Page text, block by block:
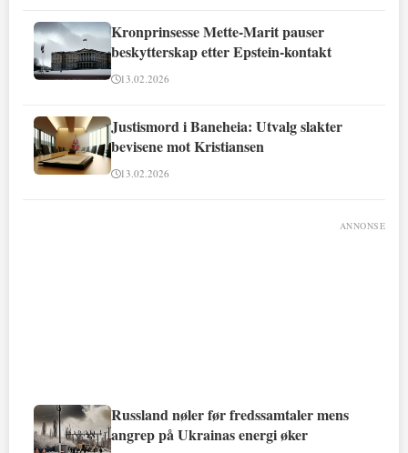
Kronprinsesse Mette-Marit pauser
beskytterskap etter Epstein-kontakt
13.02.2026
Justismord i Baneheia: Utvalg slakter
bevisene mot Kristiansen
13.02.2026
ANNONSE
Russland nøler før fredssamtaler mens
angrep på Ukrainas energi øker